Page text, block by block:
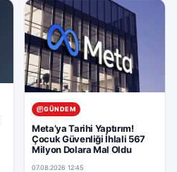
GÜNDEM
Meta’ya Tarihi Yaptırım!
Çocuk Güvenliği İhlali 567
Milyon Dolara Mal Oldu
07.08.2026 12:45